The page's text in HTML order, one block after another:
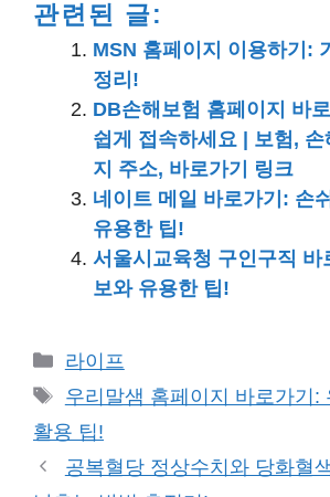
관련된 글:
MSN 홈페이지 이용하기:
정리!
DB손해보험 홈페이지 바
쉽게 접속하세요 | 보험, 손
지 주소, 바로가기 링크
네이트 메일 바로가기: 손
유용한 팁!
서울시교육청 구인구직 바
보와 유용한 팁!
카
테
리
라이프
태
그
우리말샘 홈페이지 바로가기:
활용 팁!
공복혈당 정상수치와 당화혈